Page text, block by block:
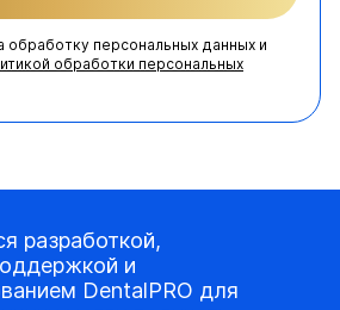
обработку персональных данных и
обработки персональных
разработкой,
и
DentalPRO для